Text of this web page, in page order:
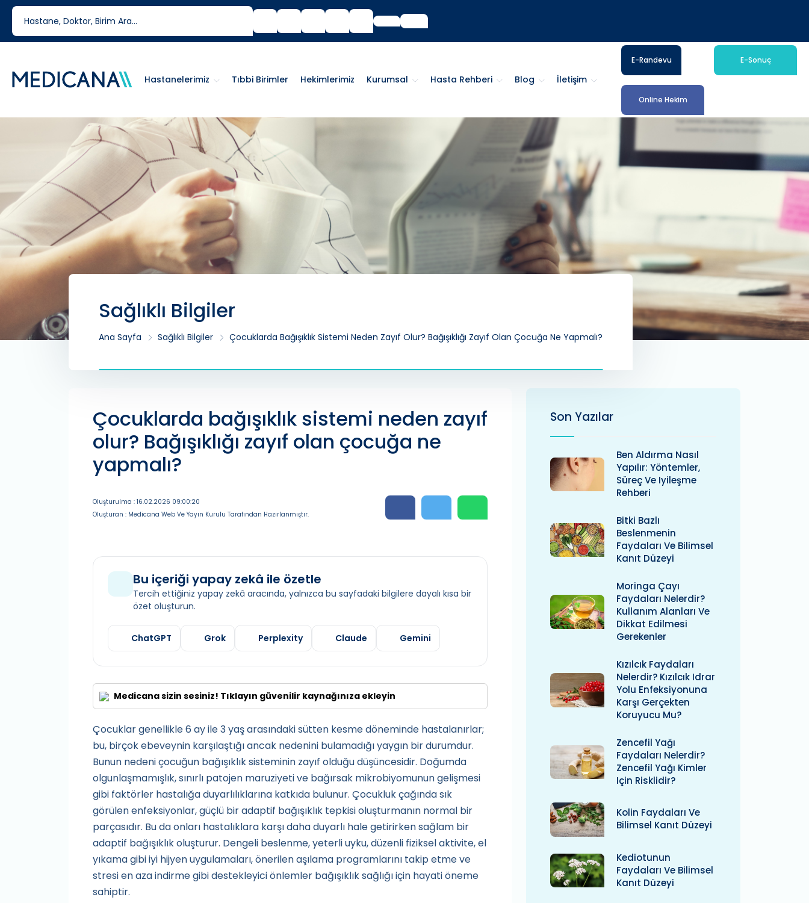
444 6 334
Tıbbi Birimler Hekimlerimiz Kurumsal Hasta Rehberi Blog İletişim
Hastanelerimiz
E-Randevu E-Sonuç
Online Hekim
Sağlıklı Bilgiler
Ana Sayfa Sağlıklı Bilgiler Çocuklarda Bağışıklık Sistemi Neden Zayıf Olur? Bağışıklığı Zayıf Olan Çocuğa Ne Yapmalı?
Çocuklarda bağışıklık sistemi neden zayıf
olur? Bağışıklığı zayıf olan çocuğa ne
yapmalı?
Oluşturulma : 16.02.2026 09:00:20
Oluşturan : Medicana Web Ve Yayın Kurulu Tarafından Hazırlanmıştır.
Bu içeriği yapay zekâ ile özetle
Tercih ettiğiniz yapay zekâ aracında, yalnızca bu sayfadaki bilgilere dayalı kısa bir
özet oluşturun.
ChatGPT Grok Perplexity Claude Gemini
Medicana sizin sesiniz! Tıklayın güvenilir kaynağınıza ekleyin
Çocuklar genellikle 6 ay ile 3 yaş arasındaki sütten kesme döneminde hastalanırlar;
bu, birçok ebeveynin karşılaştığı ancak nedenini bulamadığı yaygın bir durumdur.
Bunun nedeni çocuğun bağışıklık sisteminin zayıf olduğu düşüncesidir. Doğumda
olgunlaşmamışlık, sınırlı patojen maruziyeti ve bağırsak mikrobiyomunun gelişmesi
gibi faktörler hastalığa duyarlılıklarına katkıda bulunur. Çocukluk çağında sık
görülen enfeksiyonlar, güçlü bir adaptif bağışıklık tepkisi oluşturmanın normal bir
parçasıdır. Bu da onları hastalıklara karşı daha duyarlı hale getirirken sağlam bir
adaptif bağışıklık oluşturur. Dengeli beslenme, yeterli uyku, düzenli fiziksel aktivite, el
yıkama gibi iyi hijyen uygulamaları, önerilen aşılama programlarını takip etme ve
stresi en aza indirme gibi destekleyici önlemler bağışıklık sağlığı için hayati öneme
sahiptir.
Son Yazılar
Ben Aldırma Nasıl
Yapılır: Yöntemler,
Süreç Ve Iyileşme
Rehberi
Bitki Bazlı
Beslenmenin
Faydaları Ve Bilimsel
Kanıt Düzeyi
Moringa Çayı
Faydaları Nelerdir?
Kullanım Alanları Ve
Dikkat Edilmesi
Gerekenler
Kızılcık Faydaları
Nelerdir? Kızılcık Idrar
Yolu Enfeksiyonuna
Karşı Gerçekten
Koruyucu Mu?
Zencefil Yağı
Faydaları Nelerdir?
Zencefil Yağı Kimler
Için Risklidir?
Kolin Faydaları Ve
Bilimsel Kanıt Düzeyi
Kediotunun
Faydaları Ve Bilimsel
Kanıt Düzeyi